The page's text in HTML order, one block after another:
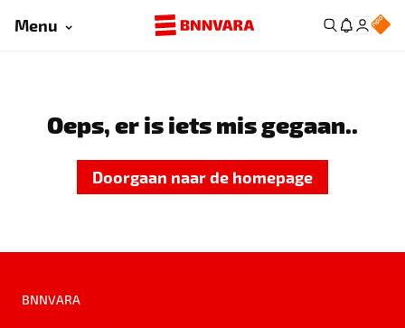
Menu
Oeps, er is iets mis gegaan..
Doorgaan naar de homepage
BNNVARA